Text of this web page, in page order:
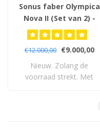
Sonus faber Olympica
Nova II (Set van 2) -
Vloerstaande
Luidsprekers
€12.000,00
€9.000,00
Nieuw. Zolang de
voorraad strekt. Met